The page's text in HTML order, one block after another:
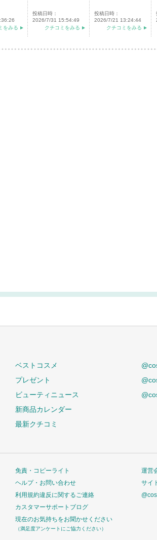
をみる
投稿日時：
2026/7/31 15:54:49
クチコミをみる
投稿日時：
2026/7/21 13:24:44
クチコミをみる
ベストコスメ
プレゼント
ビューティニュース
新商品カレンダー
最新クチコミ
免責・コピーライト
ヘルプ・お問い合わせ
利用規約違反に関するご連絡
カスタマーサポートブログ
現在のお気持ちをお聞かせください
（満足度アンケートにご協力ください）
運営
サイ